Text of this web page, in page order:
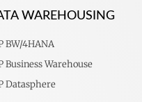
WAREHOUSING
BW/4HANA
Business Warehouse
Datasphere